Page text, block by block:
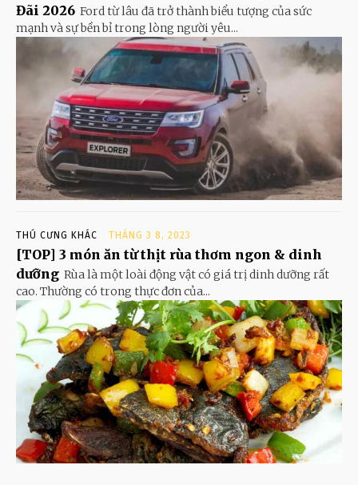
Đãi 2026 Ford từ lâu đã trở thành biểu tượng của sức
mạnh và sự bền bỉ trong lòng người yêu...
THÚ CƯNG KHÁC THÁNG 3 8, 2023
[TOP] 3 món ăn từ thịt rùa thơm ngon & dinh
dưỡng Rùa là một loài động vật có giá trị dinh dưỡng rất
cao. Thường có trong thực đơn của...